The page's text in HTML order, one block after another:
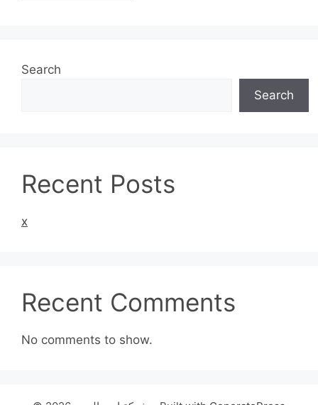
Search
Search
Recent Posts
x
Recent Comments
No comments to show.